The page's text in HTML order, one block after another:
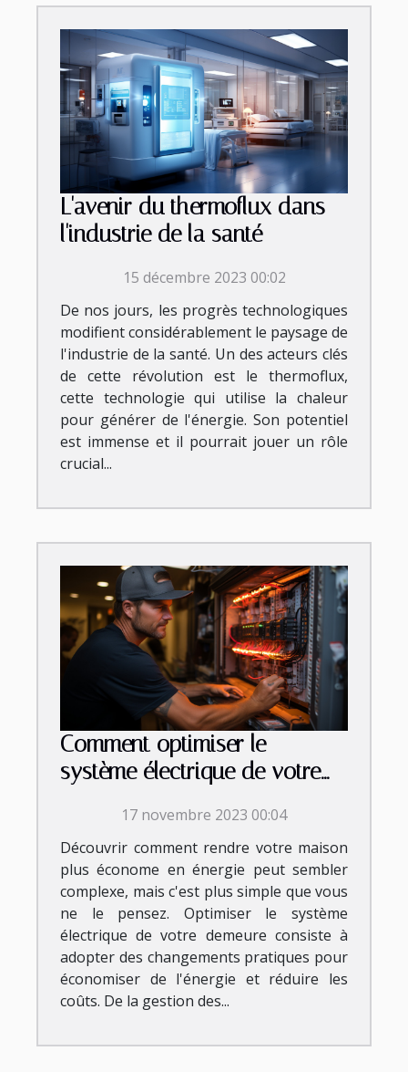
L'avenir du thermoflux dans
l'industrie de la santé
15 décembre 2023 00:02
De nos jours, les progrès technologiques
modifient considérablement le paysage de
l'industrie de la santé. Un des acteurs clés
de cette révolution est le thermoflux,
cette technologie qui utilise la chaleur
pour générer de l'énergie. Son potentiel
est immense et il pourrait jouer un rôle
crucial...
Comment optimiser le
système électrique de votre
17 novembre 2023 00:04
Découvrir comment rendre votre maison
plus économe en énergie peut sembler
complexe, mais c'est plus simple que vous
ne le pensez. Optimiser le système
électrique de votre demeure consiste à
adopter des changements pratiques pour
économiser de l'énergie et réduire les
coûts. De la gestion des...